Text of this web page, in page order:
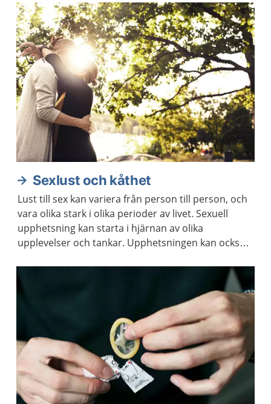
Sexlust och kåthet
Lust till sex kan variera från person till person, och
vara olika stark i olika perioder av livet. Sexuell
upphetsning kan starta i hjärnan av olika
upplevelser och tankar. Upphetsningen kan också